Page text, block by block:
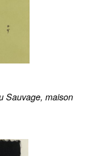
Sauvage, maison